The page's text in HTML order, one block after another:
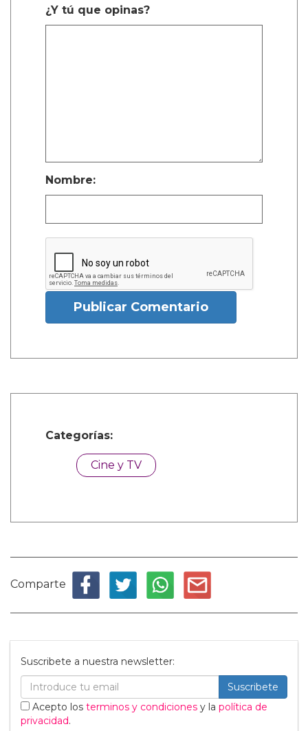
¿Y tú que opinas?
Nombre:
Publicar Comentario
Categorías:
Cine y TV
Comparte
Suscribete a nuestra newsletter:
Suscribete
Acepto los terminos y condiciones y la política de
privacidad.